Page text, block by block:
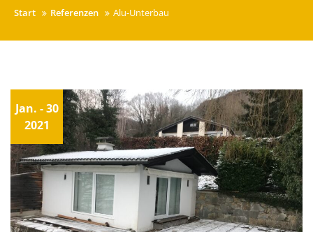
Start Referenzen Alu-Unterbau
Jan. - 30
2021